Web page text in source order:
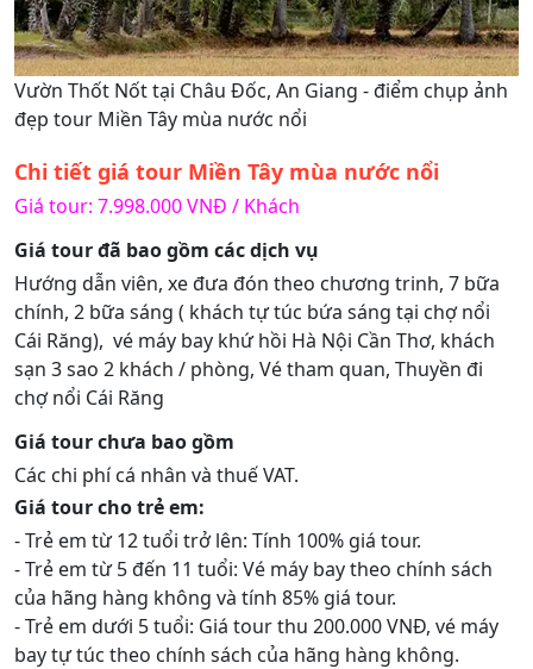
Vườn Thốt Nốt tại Châu Đốc, An Giang - điểm chụp ảnh
đẹp tour Miền Tây mùa nước nổi
Chi tiết giá tour Miền Tây mùa nước nổi
Giá tour: 7.998.000 VNĐ / Khách
Giá tour đã bao gồm các dịch vụ
Hướng dẫn viên, xe đưa đón theo chương trinh, 7 bữa
chính, 2 bữa sáng ( khách tự túc bứa sáng tại chợ nổi
Cái Răng), vé máy bay khứ hồi Hà Nội Cần Thơ, khách
sạn 3 sao 2 khách / phòng, Vé tham quan, Thuyền đi
chợ nổi Cái Răng
Giá tour chưa bao gồm
Các chi phí cá nhân và thuế VAT.
Giá tour cho trẻ em:
- Trẻ em từ 12 tuổi trở lên: Tính 100% giá tour.
- Trẻ em từ 5 đến 11 tuổi: Vé máy bay theo chính sách
của hãng hàng không và tính 85% giá tour.
- Trẻ em dưới 5 tuổi: Giá tour thu 200.000 VNĐ, vé máy
bay tự túc theo chính sách của hãng hàng không.